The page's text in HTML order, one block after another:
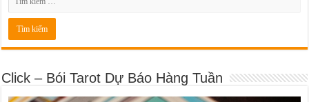
Click – Bói Tarot Dự Báo Hàng Tuần